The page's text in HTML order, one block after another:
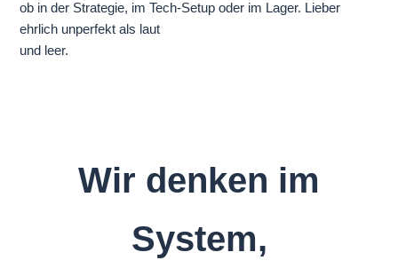
ob in der Strategie, im Tech-Setup oder im Lager. Lieber
ehrlich unperfekt als laut
und leer.
Wir denken im
System,